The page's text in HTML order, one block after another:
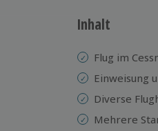
Inhalt
Flug im
Einweisung
Diverse
Mehrere